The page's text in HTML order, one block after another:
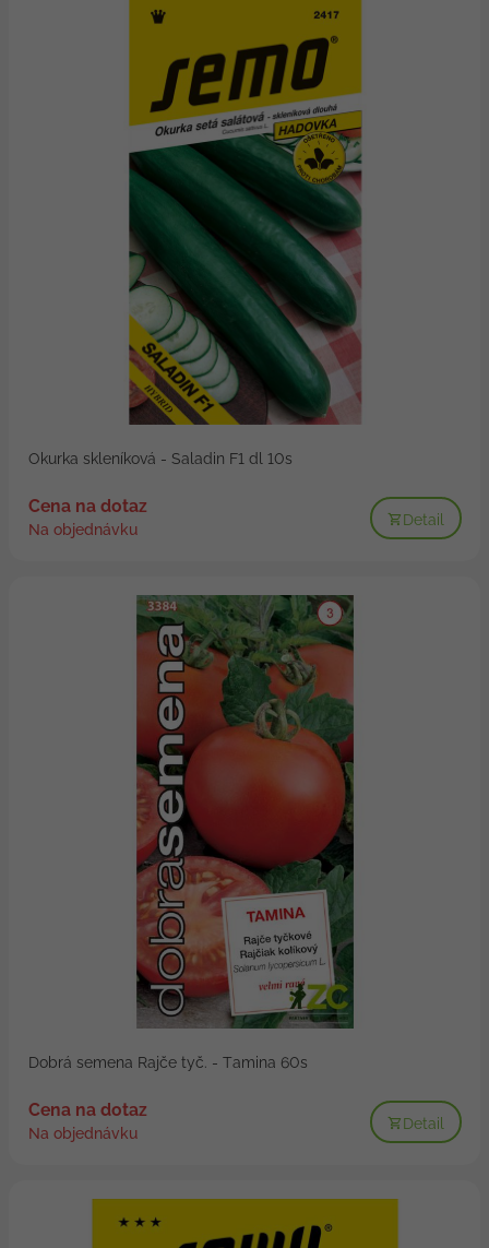
Okurka skleníková - Saladin F1 dl 10s
Cena na dotaz
Na objednávku
Detail
Dobrá semena Rajče tyč. - Tamina 60s
Cena na dotaz
Na objednávku
Detail